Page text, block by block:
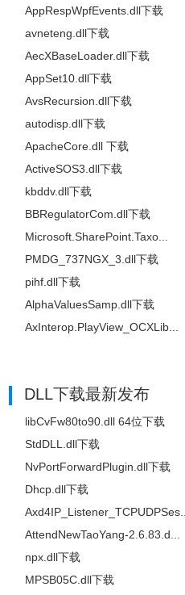
AppRespWpfEvents.dll下载
avneteng.dll下载
AecXBaseLoader.dll下载
AppSet10.dll下载
AvsRecursion.dll下载
autodisp.dll下载
ApacheCore.dll 下载
ActiveSOS3.dll下载
kbddv.dll下载
BBRegulatorCom.dll下载
Microsoft.SharePoint.Taxo...
PMDG_737NGX_3.dll下载
pihf.dll下载
AlphaValuesSamp.dll下载
AxInterop.PlayView_OCXLib...
DLL下载最新发布
libCvFw80to90.dll 64位下载
StdDLL.dll下载
NvPortForwardPlugin.dll下载
Dhcp.dll下载
Axd4IP_Listener_TCPUDPSes...
AttendNewTaoYang-2.6.83.d...
npx.dll下载
MPSB05C.dll下载